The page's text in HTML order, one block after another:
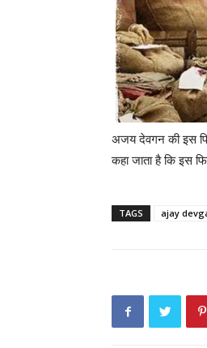
अजय देवगन की इस
कहा जाता है कि इस
TAGS ajay